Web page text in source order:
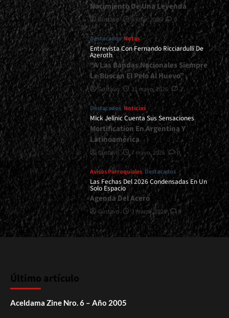
Nacimiento De Una Leyenda
Gustavo 8 julio, 2026 0
Destacados Notas
Entrevista Con Fernando Ricciardulli De
Azeroth
“A Las Bandas Nacionales Siempre
Le Buscan El Pelo Al Huevo”
Gustavo 21 mayo, 2026 2
Destacados Noticias
Mick Jelinic Cuenta Sus Sensaciones
Mortification En Argentina Y
Latinoamérica
Gustavo 7 mayo, 2026 0
Avisos Parroquiales Destacados
Las Fechas Del 2026 Condensadas En Un
Solo Espacio
Agenda Del Acero
Gustavo 2 marzo, 2026 0
Último artículo
Aceldama Zine Nro. 6 – Año 2005